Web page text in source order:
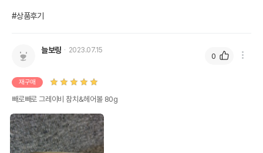
#상품후기
늘보링 2023.07.15
재구매
빼로빼로 그레이비 참치&헤어볼 80g
0